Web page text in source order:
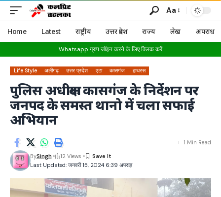
Aa
Home Latest राष्ट्रीय उत्तर प्रदेश राज्य लेख अपराध
Whatsapp ग्रुप जॉइन करने के लिए क्लिक करें
Life Style अलीगढ़ उत्तर प्रदेश एटा कासगंज हाथरस
पुलिस अधीक्षक कासगंज के निर्देशन पर
जनपद के समस्त थानो में चला सफाई
अभियान
Last Updated: जनवरी 15, 2024 6:39 अपराह्न
BySingh 12 Views
1 Min Read